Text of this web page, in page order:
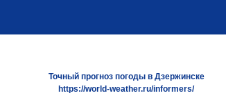
Точный прогноз погоды в Дзержинске
https://world-weather.ru/informers/